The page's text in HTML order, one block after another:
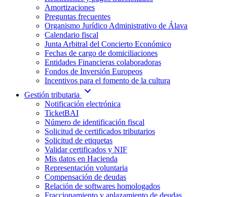
Amortizaciones
Preguntas frecuentes
Organismo Jurídico Administrativo de Álava
Calendario fiscal
Junta Arbitral del Concierto Económico
Fechas de cargo de domiciliaciones
Entidades Financieras colaboradoras
Fondos de Inversión Europeos
Incentivos para el fomento de la cultura
Gestión tributaria
expand_more
Notificación electrónica
TicketBAI
Número de identificación fiscal
Solicitud de certificados tributarios
Solicitud de etiquetas
Validar certificados y NIF
Mis datos en Hacienda
Representación voluntaria
Compensación de deudas
Relación de softwares homologados
Fraccionamiento y aplazamiento de deudas